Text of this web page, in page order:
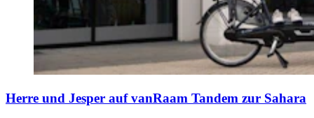
Herre und Jesper auf vanRaam Tandem zur Sahara